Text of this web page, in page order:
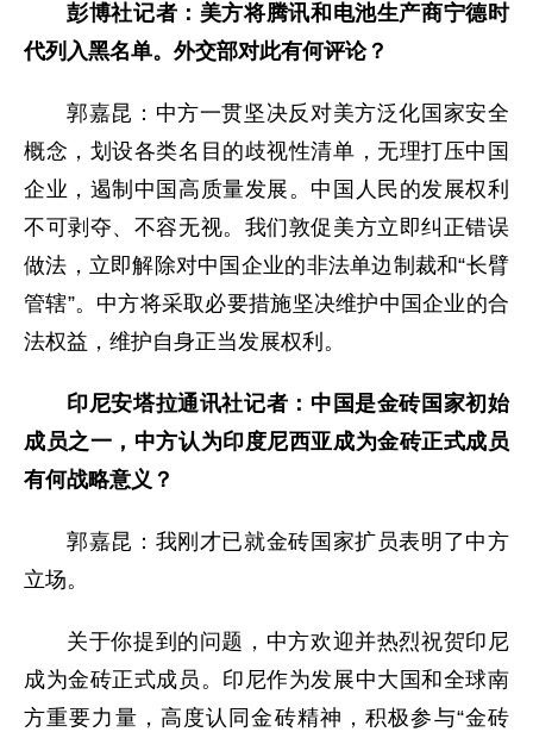
彭博社记者：美方将腾讯和电池生产商宁德时
代列入黑名单。外交部对此有何评论？
郭嘉昆：中方一贯坚决反对美方泛化国家安全
概念，划设各类名目的歧视性清单，无理打压中国
企业，遏制中国高质量发展。中国人民的发展权利
不可剥夺、不容无视。我们敦促美方立即纠正错误
做法，立即解除对中国企业的非法单边制裁和“长臂
管辖”。中方将采取必要措施坚决维护中国企业的合
法权益，维护自身正当发展权利。
印尼安塔拉通讯社记者：中国是金砖国家初始
成员之一，中方认为印度尼西亚成为金砖正式成员
有何战略意义？
郭嘉昆：我刚才已就金砖国家扩员表明了中方
立场。
关于你提到的问题，中方欢迎并热烈祝贺印尼
成为金砖正式成员。印尼作为发展中大国和全球南
方重要力量，高度认同金砖精神，积极参与“金砖